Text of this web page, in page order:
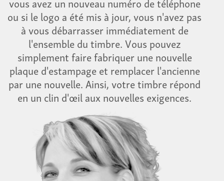
ou si le logo a été mis à jour, vous n'avez pas
à vous débarrasser immédiatement de
l'ensemble du timbre. Vous pouvez
simplement faire fabriquer une nouvelle
plaque d'estampage et remplacer l'ancienne
par une nouvelle. Ainsi, votre timbre répond
en un clin d'œil aux nouvelles exigences.